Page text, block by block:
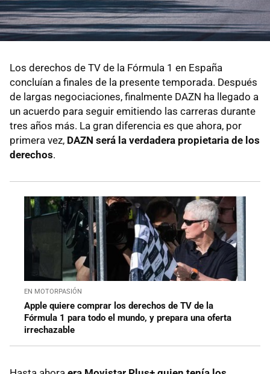
Los derechos de TV de la Fórmula 1 en España
concluían a finales de la presente temporada. Después
de largas negociaciones, finalmente DAZN ha llegado a
un acuerdo para seguir emitiendo las carreras durante
tres años más. La gran diferencia es que ahora, por
primera vez, DAZN será la verdadera propietaria de los
derechos.
EN MOTORPASIÓN
Apple quiere comprar los derechos de TV de la
Fórmula 1 para todo el mundo, y prepara una oferta
irrechazable